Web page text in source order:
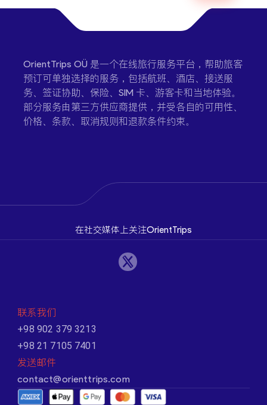
OrientTrips OÜ 是一个在线旅行服务平台，帮助旅客
预订可单独选择的服务，包括航班、酒店、接送服
务、签证协助、保险、SIM 卡、游客卡和当地体验。
部分服务由第三方供应商提供，并受各自的可用性、
价格、条款、取消规则和退款条件约束。
在社交媒体上关注OrientTrips
联系我们
+98 902 379 3213
+98 21 7105 7401
发送邮件
contact@orienttrips.com